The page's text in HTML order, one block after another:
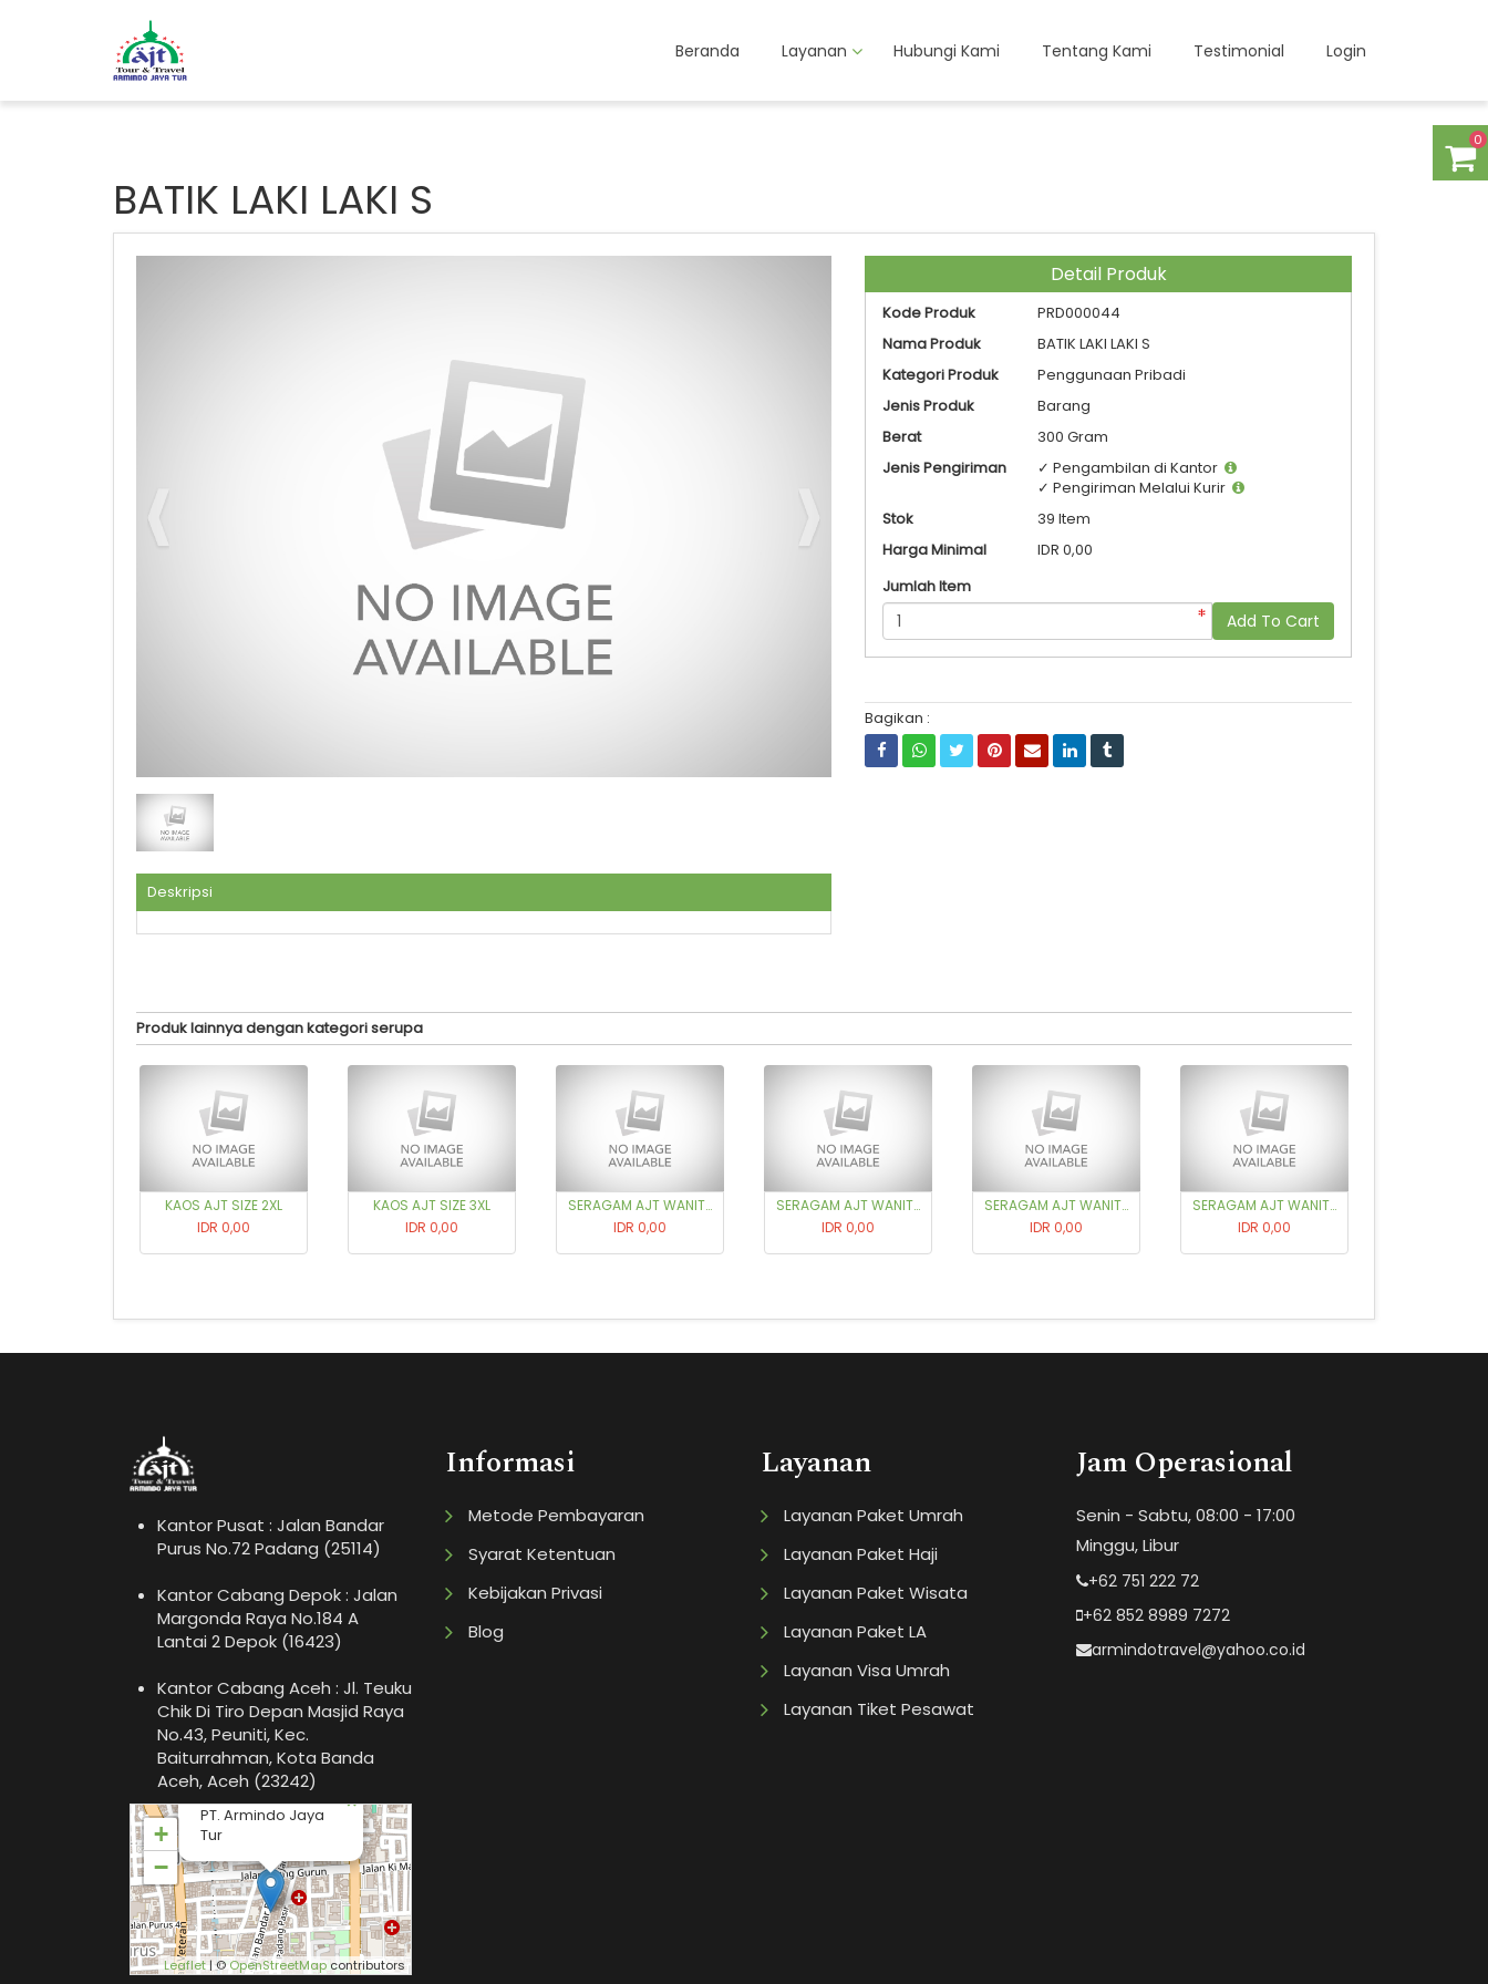
Beranda Layanan Hubungi Kami Tentang Kami Testimonial Login
BATIK LAKI LAKI S
PT. Armindo Jaya Tur
Deskripsi
Detail Produk
Kode Produk
PRD000044
Nama Produk
BATIK LAKI LAKI S
Kategori Produk
Penggunaan Pribadi
Jenis Produk
Barang
Berat
300 Gram
Jenis Pengiriman
✓ Pengambilan di Kantor
✓ Pengiriman Melalui Kurir
Stok
39 Item
Harga Minimal
IDR 0,00
Jumlah Item
Add To Cart
Bagikan :
Produk lainnya dengan kategori serupa
KAOS AJT SIZE 2XL
IDR 0,00
KAOS AJT SIZE 3XL
IDR 0,00
SERAGAM AJT WANITA (SIZE M)
IDR 0,00
SERAGAM AJT WANITA (SIZE L)
IDR 0,00
SERAGAM AJT WANITA (SIZE XL)
IDR 0,00
SERAGAM AJT WANITA (SIZE 3XL)
IDR 0,00
0
Kantor Pusat : Jalan Bandar
Purus No.72 Padang (25114)
Kantor Cabang Depok : Jalan
Margonda Raya No.184 A
Lantai 2 Depok (16423)
Kantor Cabang Aceh : Jl. Teuku
Chik Di Tiro Depan Masjid Raya
No.43, Peuniti, Kec.
Baiturrahman, Kota Banda
Aceh, Aceh (23242)
PT. Armindo Jaya
Tur
×
+
−
Leaflet| © OpenStreetMap contributors
Informasi
Metode Pembayaran
Syarat Ketentuan
Kebijakan Privasi
Blog
Layanan
Layanan Paket Umrah
Layanan Paket Haji
Layanan Paket Wisata
Layanan Paket LA
Layanan Visa Umrah
Layanan Tiket Pesawat
Jam Operasional
Senin - Sabtu, 08:00 - 17:00
Minggu, Libur
+62 751 222 72
+62 852 8989 7272
armindotravel@yahoo.co.id